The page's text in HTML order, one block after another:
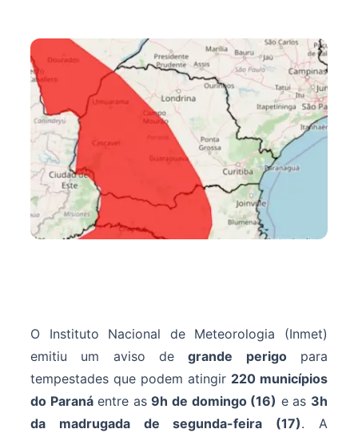
O Instituto Nacional de Meteorologia (Inmet)
emitiu um aviso degrande perigopara
tempestades que podem atingir 220 municípios
do Paranáentre as9h de domingo (16) e as 3h
da madrugada de segunda-feira (17). A